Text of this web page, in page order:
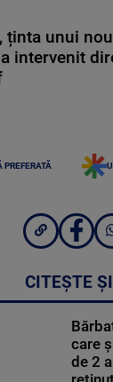
ținta unui nou
intervenit
PREFERATĂ
CITEȘTE
care
de 2